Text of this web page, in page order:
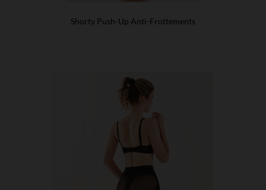
Shorty Push-Up Anti-Frottements